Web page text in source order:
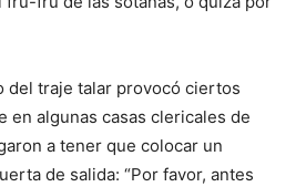
del traje talar provocó ciertos
en algunas casas clericales de
a tener que colocar un
de salida: “Por favor, antes